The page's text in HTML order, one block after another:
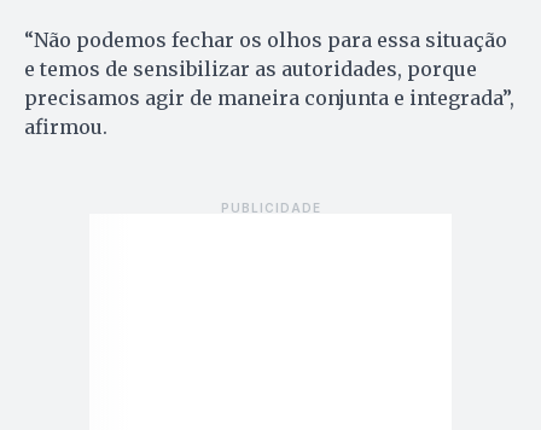
“Não podemos fechar os olhos para essa situação
e temos de sensibilizar as autoridades, porque
precisamos agir de maneira conjunta e integrada”,
afirmou.